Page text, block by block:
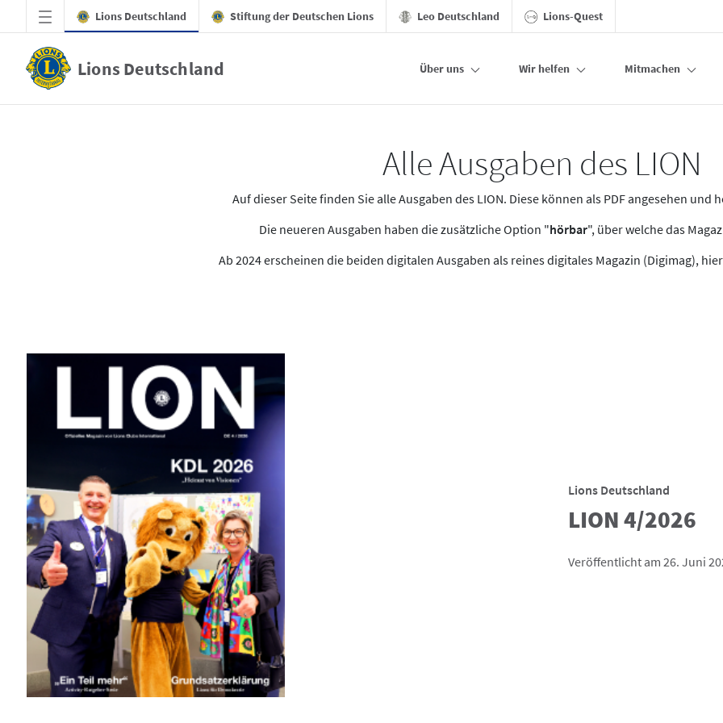
Zum Hauptinhalt springen
Lions Deutschland Stiftung der Deutschen Lions Leo Deutschland Lions-Quest
Lions Deutschland Über uns Wir helfen Mitmachen
Alle Ausgaben des LION
Auf dieser Seite finden Sie alle Ausgaben des LION. Diese können als PDF angesehen und
Die neueren Ausgaben haben die zusätzliche Option "hörbar", über welche das
Ab 2024 erscheinen die beiden digitalen Ausgaben als reines digitales Magazin (Digimag),
Lions Deutschland
LION 4/2026
Veröffentlicht am 26. Juni